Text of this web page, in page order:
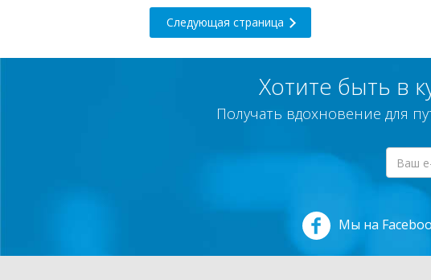
Следующая страница
Хотите быть в
Получать вдохновение для
Мы на